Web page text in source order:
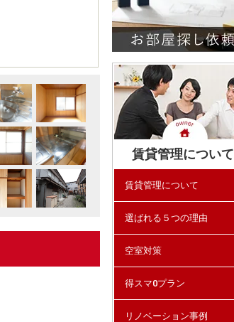
賃貸管理について
賃貸管理について
選ばれる５つの理由
空室対策
得スマ0プラン
リノベーション事例